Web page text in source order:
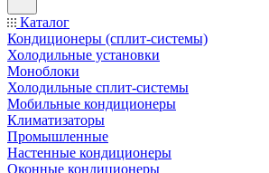
Каталог
Кондиционеры (сплит-системы)
Холодильные установки
Моноблоки
Холодильные сплит-системы
Мобильные кондиционеры
Климатизаторы
Промышленные
Настенные кондиционеры
Оконные кондиционеры